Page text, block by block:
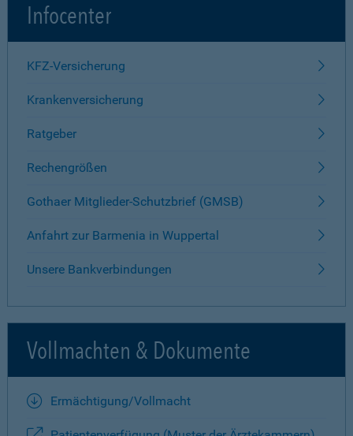
Infocenter
KFZ-Versicherung
Krankenversicherung
Ratgeber
Rechengrößen
Gothaer Mitglieder-Schutzbrief (GMSB)
Anfahrt zur Barmenia in Wuppertal
Unsere Bankverbindungen
Vollmachten & Dokumente
Ermächtigung/Vollmacht